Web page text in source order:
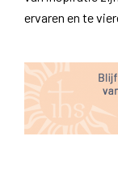
ervaren en te